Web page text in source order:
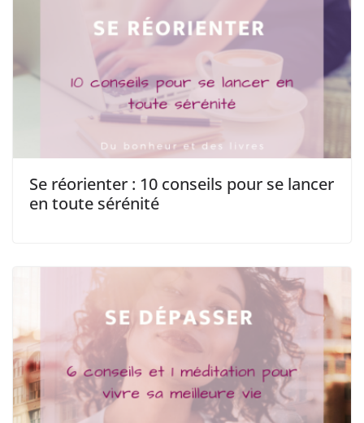
Se réorienter : 10 conseils pour se lancer
en toute sérénité